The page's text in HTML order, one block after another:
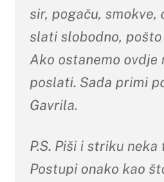
sir, pogaču, smokve,
slati slobodno, pošto
Ako ostanemo ovdje
poslati. Sada primi
Gavrila.
P.S. Piši i striku neka
Postupi onako kao